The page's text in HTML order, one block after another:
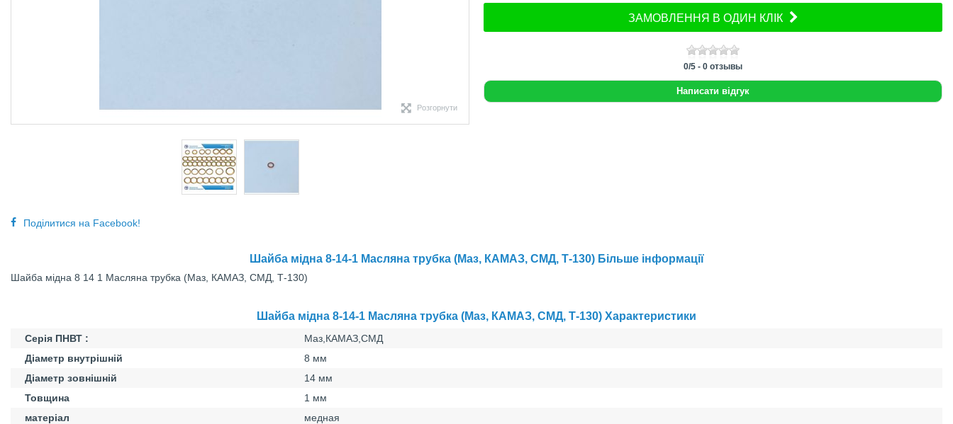
Розгорнути
Поділитися на Facebook!
ЗАМОВЛЕННЯ В ОДИН КЛІК
0/5 - 0 отзывы
Написати відгук
Шайба мідна 8-14-1 Масляна трубка (Маз, КАМАЗ, СМД, Т-130) Більше інформації
Шайба мідна 8 14 1 Масляна трубка (Маз, КАМАЗ, СМД, Т-130)
Шайба мідна 8-14-1 Масляна трубка (Маз, КАМАЗ, СМД, Т-130) Характеристики
Серія ПНВТ :
Маз,КАМАЗ,СМД
Діаметр внутрішній
8 мм
Діаметр зовнішній
14 мм
Товщина
1 мм
матеріал
медная